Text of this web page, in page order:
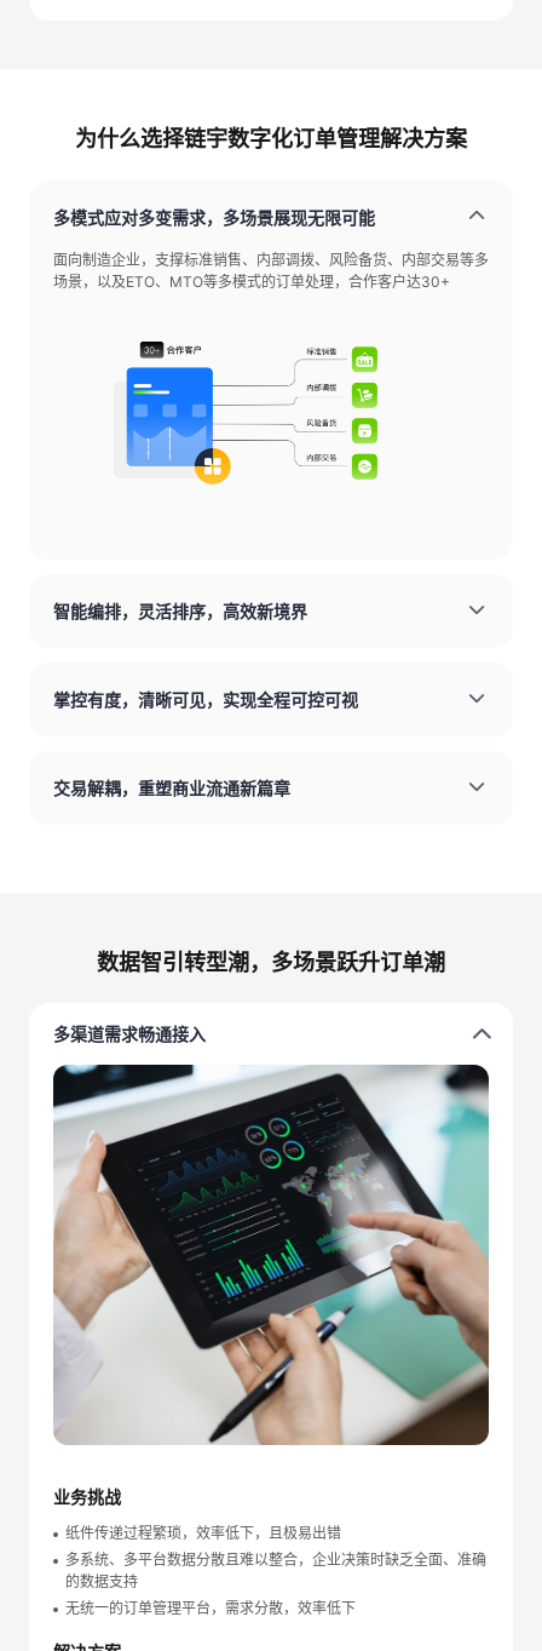
为什么选择链宇数字化订单管理解决方案
多模式应对多变需求，多场景展现无限可能
面向制造企业，支撑标准销售、内部调拨、风险备货、内部交易等多
场景，以及ETO、MTO等多模式的订单处理，合作客户达30+
智能编排，灵活排序，高效新境界
掌控有度，清晰可见，实现全程可控可视
交易解耦，重塑商业流通新篇章
数据智引转型潮，多场景跃升订单潮
多渠道需求畅通接入
业务挑战
纸件传递过程繁琐，效率低下，且极易出错
多系统、多平台数据分散且难以整合，企业决策时缺乏全面、准确
的数据支持
无统一的订单管理平台，需求分散，效率低下